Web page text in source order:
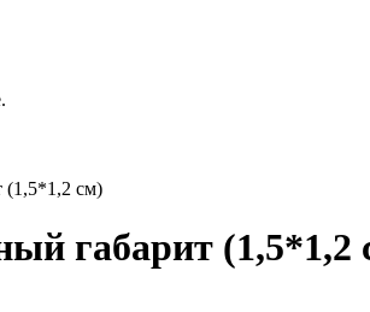
(1,5*1,2 см)
габарит (1,5*1,2